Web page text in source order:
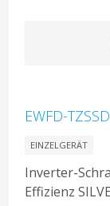
EWFD-TZSSD
EINZELGERÄT
Inverter-
Effizienz